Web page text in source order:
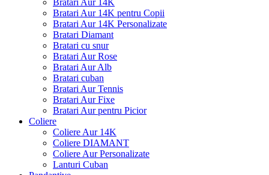
Bratari Aur 14K
Bratari Aur 14K pentru Copii
Bratari Aur 14K Personalizate
Bratari Diamant
Bratari cu snur
Bratari Aur Rose
Bratari Aur Alb
Bratari cuban
Bratari Aur Tennis
Bratari Aur Fixe
Bratari Aur pentru Picior
Coliere
Coliere Aur 14K
Coliere DIAMANT
Coliere Aur Personalizate
Lanturi Cuban